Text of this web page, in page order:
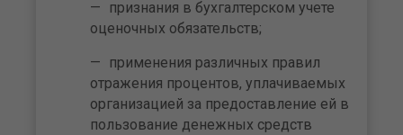
признания в бухгалтерском учете
оценочных обязательств;
применения различных правил
отражения процентов, уплачиваемых
организацией за предоставление ей в
пользование денежных средств